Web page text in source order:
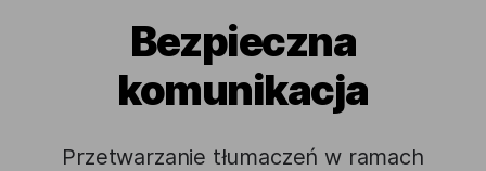
Bezpieczna
komunikacja
Przetwarzanie tłumaczeń w ramach